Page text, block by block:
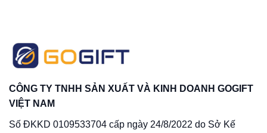
CÔNG TY TNHH SẢN XUẤT VÀ KINH DOANH GOGIFT
VIỆT NAM
Số ĐKKD 0109533704 cấp ngày 24/8/2022 do Sở Kế